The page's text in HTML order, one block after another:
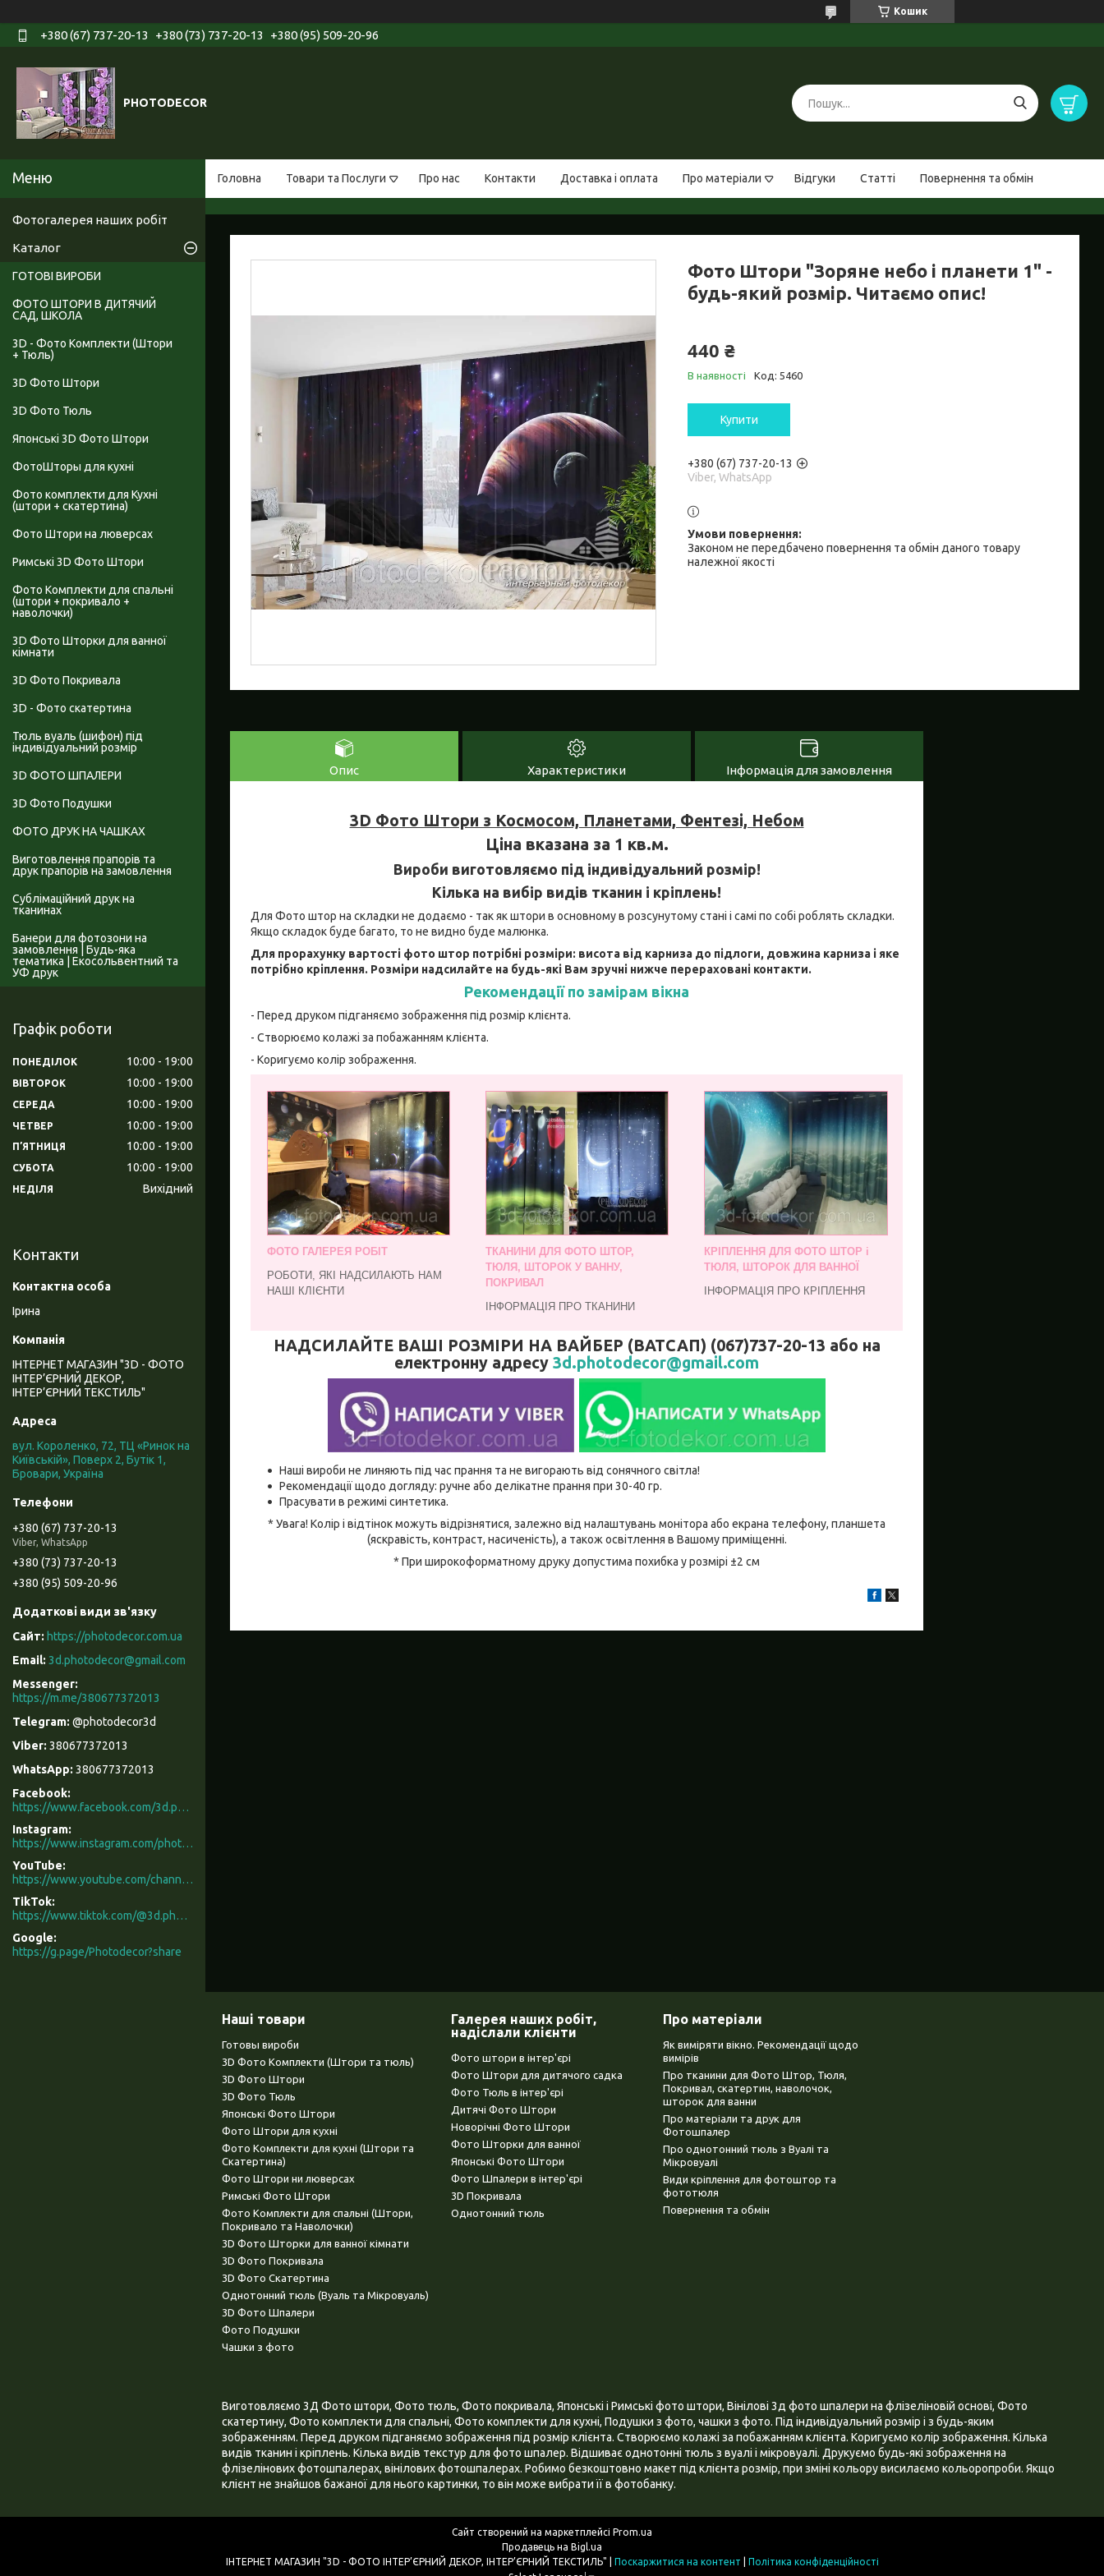
Кошик
+380 (67) 737-20-13 +380 (73) 737-20-13 +380 (95) 509-20-96
PHOTODECOR
Головна Товари та Послуги Про нас Контакти Доставка і оплата Про матеріали Відгуки Статті Повернення та обмін
Фото Штори "Зоряне небо і планети 1" -
будь-який розмір. Читаємо опис!
440 ₴
В наявності Код: 5460
Купити
+380 (67) 737-20-13
Viber, WhatsApp
Законом не передбачено повернення та обмін даного товару
належної якості
Опис Характеристики Інформація для замовлення
3D Фото Штори з Космосом, Планетами, Фентезі, Небом
Ціна вказана за 1 кв.м.
Вироби виготовляємо під індивідуальний розмір!
Кілька на вибір видів тканин і кріплень!
Для Фото штор на складки не додаємо - так як штори в основному в розсунутому стані і самі по собі роблять складки.
Якщо складок буде багато, то не видно буде малюнка.
Для прорахунку вартості фото штор потрібні розміри: висота від карниза до підлоги, довжина карниза і яке
потрібно кріплення. Розміри надсилайте на будь-які Вам зручні нижче перераховані контакти.
Рекомендації по замірам вікна
- Перед друком підганяємо зображення під розмір клієнта.
- Створюємо колажі за побажанням клієнта.
- Коригуємо колір зображення.
ФОТО ГАЛЕРЕЯ РОБІТ
РОБОТИ, ЯКІ НАДСИЛАЮТЬ НАМ
НАШІ КЛІЄНТИ
ТКАНИНИ ДЛЯ ФОТО ШТОР,
ТЮЛЯ, ШТОРОК У ВАННУ,
ПОКРИВАЛ
ІНФОРМАЦІЯ ПРО ТКАНИНИ
КРІПЛЕННЯ ДЛЯ ФОТО ШТОР і
ТЮЛЯ, ШТОРОК ДЛЯ ВАННОЇ
ІНФОРМАЦІЯ ПРО КРІПЛЕННЯ
НАДСИЛАЙТЕ ВАШІ РОЗМІРИ НА ВАЙБЕР (ВАТСАП) (067)737-20-13 або на
електронну адресу 3d.photodecor@gmail.com
Наші вироби не линяють під час прання та не вигорають від сонячного світла!
Рекомендації щодо догляду: ручне або делікатне прання при 30-40 гр.
Прасувати в режимі синтетика.
* Увага! Колір і відтінок можуть відрізнятися, залежно від налаштувань монітора або екрана телефону, планшета
(яскравість, контраст, насиченість), а також освітлення в Вашому приміщенні.
* При широкоформатному друку допустима похибка у розмірі ±2 см
Фотогалерея наших робіт
Каталог
ГОТОВІ ВИРОБИ
ФОТО ШТОРИ В ДИТЯЧИЙ
САД, ШКОЛА
3D - Фото Комплекти (Штори
+ Тюль)
3D Фото Штори
3D Фото Тюль
Японські 3D Фото Штори
ФотоШторы для кухні
Фото комплекти для Кухні
(штори + скатертина)
Фото Штори на люверсах
Римські 3D Фото Штори
Фото Комплекти для спальні
(штори + покривало +
наволочки)
3D Фото Шторки для ванної
кімнати
3D Фото Покривала
3D - Фото скатертина
Тюль вуаль (шифон) під
індивідуальний розмір
3D ФОТО ШПАЛЕРИ
3D Фото Подушки
ФОТО ДРУК НА ЧАШКАХ
Виготовлення прапорів та
друк прапорів на замовлення
Сублімаційний друк на
тканинах
Банери для фотозони на
замовлення | Будь-яка
тематика | Екосольвентний та
УФ друк
Графік роботи
ПОНЕДІЛОК 10:00 19:00
ВІВТОРОК 10:00 19:00
СЕРЕДА 10:00 19:00
ЧЕТВЕР 10:00 19:00
ПʼЯТНИЦЯ 10:00 19:00
СУБОТА 10:00 19:00
НЕДІЛЯ Вихідний
Контакти
Ірина
ІНТЕРНЕТ МАГАЗИН "3D - ФОТО
ІНТЕР’ЄРНИЙ ДЕКОР,
ІНТЕР’ЄРНИЙ ТЕКСТИЛЬ"
вул. Короленко, 72, ТЦ «Ринок на
Київській», Поверх 2, Бутік 1,
Бровари, Україна
+380 (67) 737-20-13
Viber, WhatsApp
+380 (73) 737-20-13
+380 (95) 509-20-96
https://photodecor.com.ua
3d.photodecor@gmail.com
https://m.me/380677372013
@photodecor3d
380677372013
380677372013
Facebook
https://www.facebook.com/3d.photodecor/
Instagram
https://www.instagram.com/photodecor.com.ua/
YouTube
https://www.youtube.com/channel/UCXCUerfqRY1Pw7-IptdbqyA/videos
TikTok
https://www.tiktok.com/@3d.photodecor?is_from_webapp=1&sender_device=pc
Google
https://g.page/Photodecor?share
Наші товари
Готовы вироби
3D Фото Комплекти (Штори та тюль)
3D Фото Штори
3D Фото Тюль
Японські Фото Штори
Фото Штори для кухні
Фото Комплекти для кухні (Штори та
Скатертина)
Фото Штори ни люверсах
Римські Фото Штори
Фото Комплекти для спальні (Штори,
Покривало та Наволочки)
3D Фото Шторки для ванної кімнати
3D Фото Покривала
3D Фото Скатертина
Однотонний тюль (Вуаль та Мікровуаль)
3D Фото Шпалери
Фото Подушки
Чашки з фото
Галерея наших робіт,
надіслали клієнти
Фото штори в інтер'єрі
Фото Штори для дитячого садка
Фото Тюль в інтер'єрі
Дитячі Фото Штори
Новорічні Фото Штори
Фото Шторки для ванної
Японські Фото Штори
Фото Шпалери в інтер'єрі
3D Покривала
Однотонний тюль
Про матеріали
Як виміряти вікно. Рекомендації щодо
вимірів
Про тканини для Фото Штор, Тюля,
Покривал, скатертин, наволочок,
шторок для ванни
Про матеріали та друк для
Фотошпалер
Про однотонний тюль з Вуалі та
Мікровуалі
Види кріплення для фотоштор та
фототюля
Повернення та обмін
Виготовляємо 3Д Фото штори, Фото тюль, Фото покривала, Японські і Римські фото штори, Вінілові 3д фото шпалери на флізеліновій основі, Фото
скатертину, Фото комплекти для спальні, Фото комплекти для кухні, Подушки з фото, чашки з фото. Під індивідуальний розмір і з будь-яким
зображенням. Перед друком підганяємо зображення під розмір клієнта. Створюємо колажі за побажанням клієнта. Коригуємо колір зображення. Кілька
видів тканин і кріплень. Кілька видів текстур для фото шпалер. Відшиває однотонні тюль з вуалі і мікровуалі. Друкуємо будь-які зображення на
флізелінових фотошпалерах, вінілових фотошпалерах. Робимо безкоштовно макет під клієнта розмір, при зміні кольору висилаємо кольоропроби. Якщо
клієнт не знайшов бажаної для нього картинки, то він може вибрати її в фотобанку.
Сайт створений на маркетплейсі Prom.ua
Продавець на Bigl.ua
Поскаржитися на контент
Політика конфіденційності